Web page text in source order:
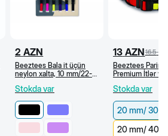
2 AZN
Beeztees Bala it üçün
neylon xalta, 10 mm/22-
Stokda var
13 AZN16.5
Beeztees
Premium İtlər
mm/30-35 sm)
Stokda var
20 mm/ 30-
20 mm/ 40-